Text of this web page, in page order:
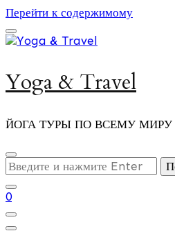
Перейти к содержимому
Yoga & Travel
ЙОГА ТУРЫ ПО ВСЕМУ МИРУ
Ищите
что-
то?
0